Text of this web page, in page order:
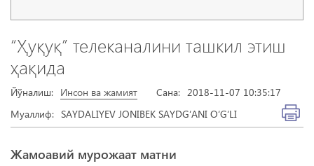
“Ҳуқуқ” телеканалини ташкил этиш
ҳақида
Йўналиш: Инсон ва жамият Сана: 2018-11-07 10:35:17
Муаллиф: SAYDALIYEV JONIBEK SAYDG‘ANI O‘G‘LI
Жамоавий мурожаат матни